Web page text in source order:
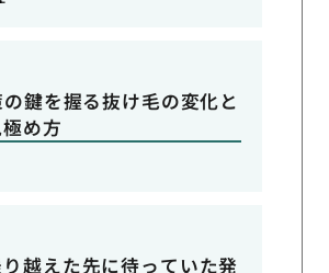
鍵を握る抜け毛の変化と
め方
越えた先に待っていた発